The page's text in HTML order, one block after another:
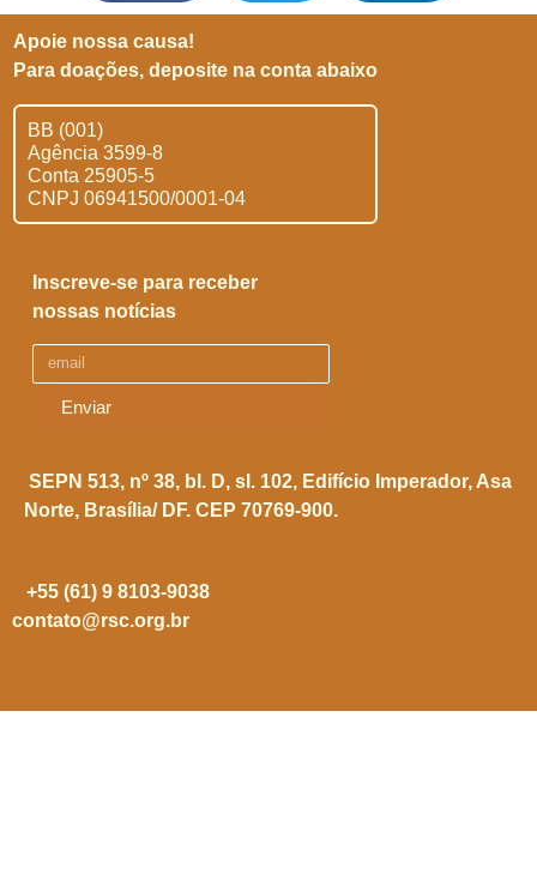
Apoie nossa causa!
Para doações, deposite na conta abaixo
BB (001)
Agência 3599-8
Conta 25905-5
CNPJ 06941500/0001-04
Enviar
Inscreve-se para receber
nossas notícias
SEPN 513, nº 38, bl. D, sl. 102, Edifício Imperador, Asa
Norte, Brasília/ DF. CEP 70769-900.
+55 (61) 9 8103-9038
contato@rsc.org.br